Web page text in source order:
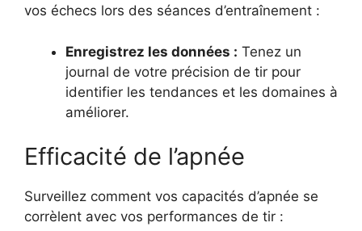
vos échecs lors des séances d’entraînement :
Enregistrez les données : Tenez un
journal de votre précision de tir pour
identifier les tendances et les domaines à
améliorer.
Efficacité de l’apnée
Surveillez comment vos capacités d’apnée se
corrèlent avec vos performances de tir :